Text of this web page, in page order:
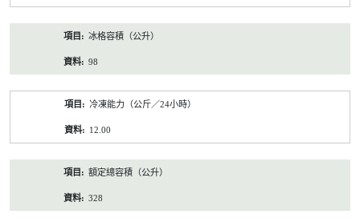
冰格容積（公升）
98
冷凍能力（公斤／24小時）
12.00
額定總容積（公升）
328